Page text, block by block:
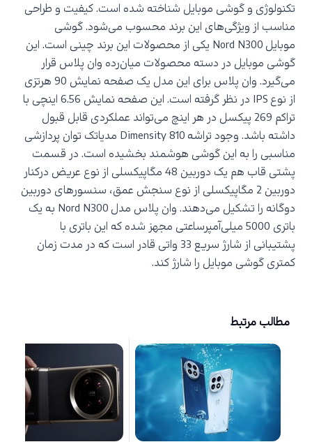
تکنولوژی و گوشی موبایل شناخته شده است. کیفیت و طراحی
مناسب از ویژگی‌های این برند محسوب می‌شود. گوشی
موبایل Nord N300 یکی از محصولات این برند چینی است. این
گوشی موبایل در دسته محصولات میان‌رده وان پلاس قرار
می‌گیرد. وان پلاس برای این مدل یک صفحه نمایش 90 هرتزی
از نوع IPS
در نظر گرفته است. این صفحه نمایش 6.56 اینچی با
تراکم 269 پیکسل در هر اینچ می‌تواند عملکردی قابل قبول
داشته باشد. وجود تراشه Dimensity 810 مدیاتک توان پردازشی
مناسبی را به این گوشی هوشمند بخشیده است. در قسمت
پشتی قاب هم یک دوربین 48 مگاپیکسلی از نوع عریض درکنار
دوربین 2 مگاپیکسلی از نوع سنجش عمق، سنسورهای دوربین
دوگانه را تشکیل می‌دهند. وان پلاس مدل Nord N300 به یک
باتری 5000 میلی‌آمپرساعتی مجهز شده که این باتری با
پشتیبانی از شارژ سریع 33 واتی قادر است که در مدت زمان
کمتری گوشی موبایل را شارژ کند.
مطالب مرتبط